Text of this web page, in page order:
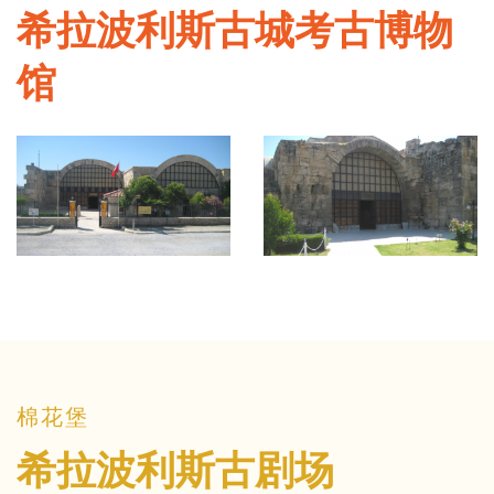
希拉波利斯古城考古博物
馆
棉花堡
希拉波利斯古剧场